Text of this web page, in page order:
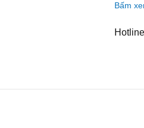
Bấm